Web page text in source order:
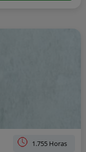
1.755 Horas